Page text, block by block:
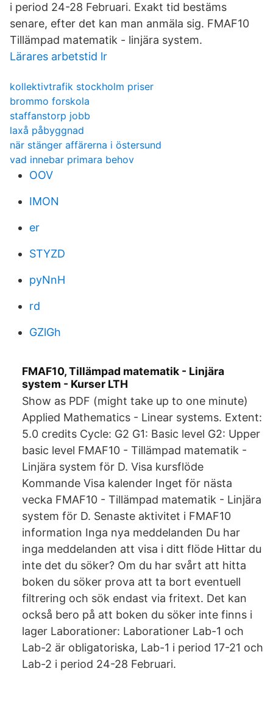
i period 24-28 Februari. Exakt tid bestäms
senare, efter det kan man anmäla sig. FMAF10
Tillämpad matematik - linjära system.
Lärares arbetstid lr
kollektivtrafik stockholm priser
brommo forskola
staffanstorp jobb
laxå påbyggnad
när stänger affärerna i östersund
vad innebar primara behov
OOV
IMON
er
STYZD
pyNnH
rd
GZlGh
FMAF10, Tillämpad matematik - Linjära
system - Kurser LTH
Show as PDF (might take up to one minute)
Applied Mathematics - Linear systems. Extent:
5.0 credits Cycle: G2 G1: Basic level G2: Upper
basic level FMAF10 - Tillämpad matematik -
Linjära system för D. Visa kursflöde
Kommande Visa kalender Inget för nästa
vecka FMAF10 - Tillämpad matematik - Linjära
system för D. Senaste aktivitet i FMAF10
information Inga nya meddelanden Du har
inga meddelanden att visa i ditt flöde Hittar du
inte det du söker? Om du har svårt att hitta
boken du söker prova att ta bort eventuell
filtrering och sök endast via fritext. Det kan
också bero på att boken du söker inte finns i
lager Laborationer: Laborationer Lab-1 och
Lab-2 är obligatoriska, Lab-1 i period 17-21 och
Lab-2 i period 24-28 Februari.